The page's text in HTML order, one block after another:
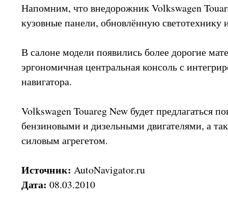
Напомним, что внедорожник Volkswagen
кузовные панели, обновлённую светотехнику
В салоне модели появились более дорогие
эргономичная центральная консоль с
навигатора.
Volkswagen Touareg New будет предлагаться
бензиновыми и дизельными двигателями, а
силовым агрегетом.
Источник: AutoNavigator.ru
Дата: 08.03.2010